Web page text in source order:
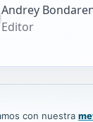
Andrey
Editor
con nuestra